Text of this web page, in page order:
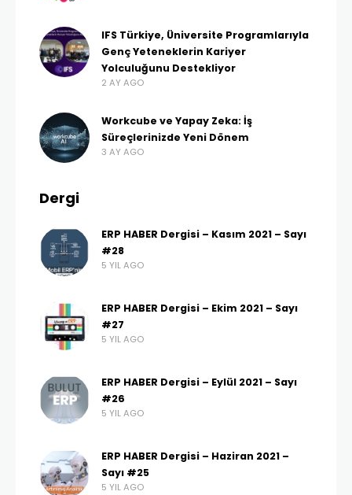
IFS Türkiye, Üniversite Programlarıyla
Genç Yeteneklerin Kariyer
Yolculuğunu Destekliyor
2 AY AGO
Workcube ve Yapay Zeka: İş
Süreçlerinizde Yeni Dönem
3 AY AGO
Dergi
ERP HABER Dergisi – Kasım 2021 – Sayı
#28
5 YIL AGO
ERP HABER Dergisi – Ekim 2021 – Sayı
#27
5 YIL AGO
ERP HABER Dergisi – Eylül 2021 – Sayı
#26
5 YIL AGO
ERP HABER Dergisi – Haziran 2021 –
Sayı #25
5 YIL AGO